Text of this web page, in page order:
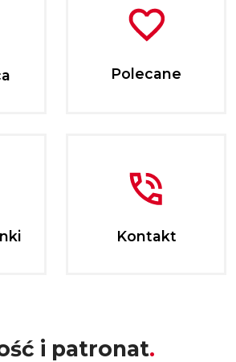
Polecane
Kontakt
i patronat